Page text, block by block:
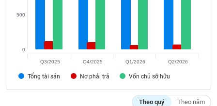
Tổng tài sản Nợ phải trả Vốn chủ sỡ hữu
0
500
Q3/2025 Q4/2025 Q1/2026 Q2/2026
Theo quý Theo năm
Sách